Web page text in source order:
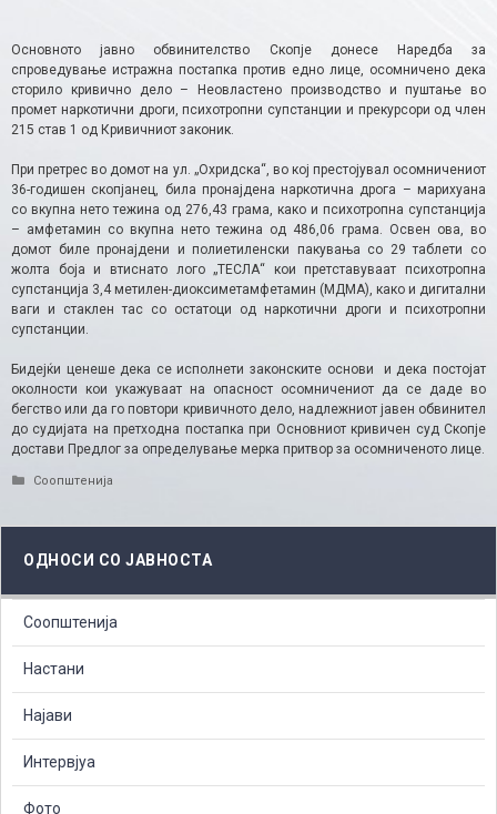
Основното јавно обвинителство Скопје донесе Наредба за
спроведување истражна постапка против едно лице, осомничено дека
сторило кривично дело – Неовластено производство и пуштање во
промет наркотични дроги, психотропни супстанции и прекурсори од член
215 став 1 од Кривичниот законик.
При претрес во домот на ул. „Охридска“, во кој престојувал осомничениот
36-годишен скопјанец, била пронајдена наркотична дрога – марихуана
со вкупна нето тежина од 276,43 грама, како и психотропна супстанција
– амфетамин со вкупна нето тежина од 486,06 грама. Освен ова, во
домот биле пронајдени и полиетиленски пакувања со 29 таблети со
жолта боја и втиснато лого „ТЕСЛА“ кои претставуваат психотропна
супстанција 3,4 метилен-диоксиметамфетамин (МДМА), како и дигитални
ваги и стаклен тас со остатоци од наркотични дроги и психотропни
супстанции.
Бидејќи ценеше дека се исполнети законските основи и дека постојат
околности кои укажуваат на опасност осомничениот да се даде во
бегство или да го повтори кривичното дело, надлежниот јавен обвинител
до судијата на претходна постапка при Основниот кривичен суд Скопје
достави Предлог за определување мерка притвор за осомниченото лице.
Categories
Соопштенија
ОДНОСИ СО ЈАВНОСТА
Соопштенија
Настани
Најави
Интервјуа
Фото